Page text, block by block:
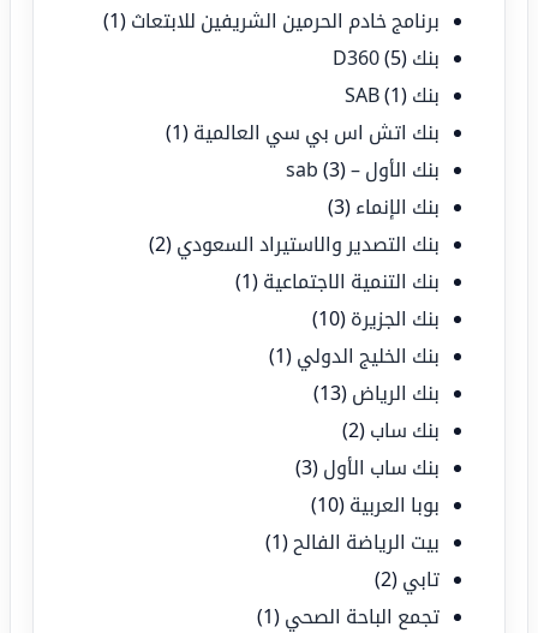
برنامج خادم الحرمين الشريفين للابتعاث (1)
بنك D360 (5)
بنك SAB (1)
بنك اتش اس بي سي العالمية (1)
بنك الأول – sab(3)
بنك الإنماء (3)
بنك التصدير والاستيراد السعودي (2)
بنك التنمية الاجتماعية (1)
بنك الجزيرة (10)
بنك الخليج الدولي (1)
بنك الرياض (13)
بنك ساب (2)
بنك ساب الأول (3)
بوبا العربية (10)
بيت الرياضة الفالح (1)
تابي (2)
تجمع الباحة الصحي (1)